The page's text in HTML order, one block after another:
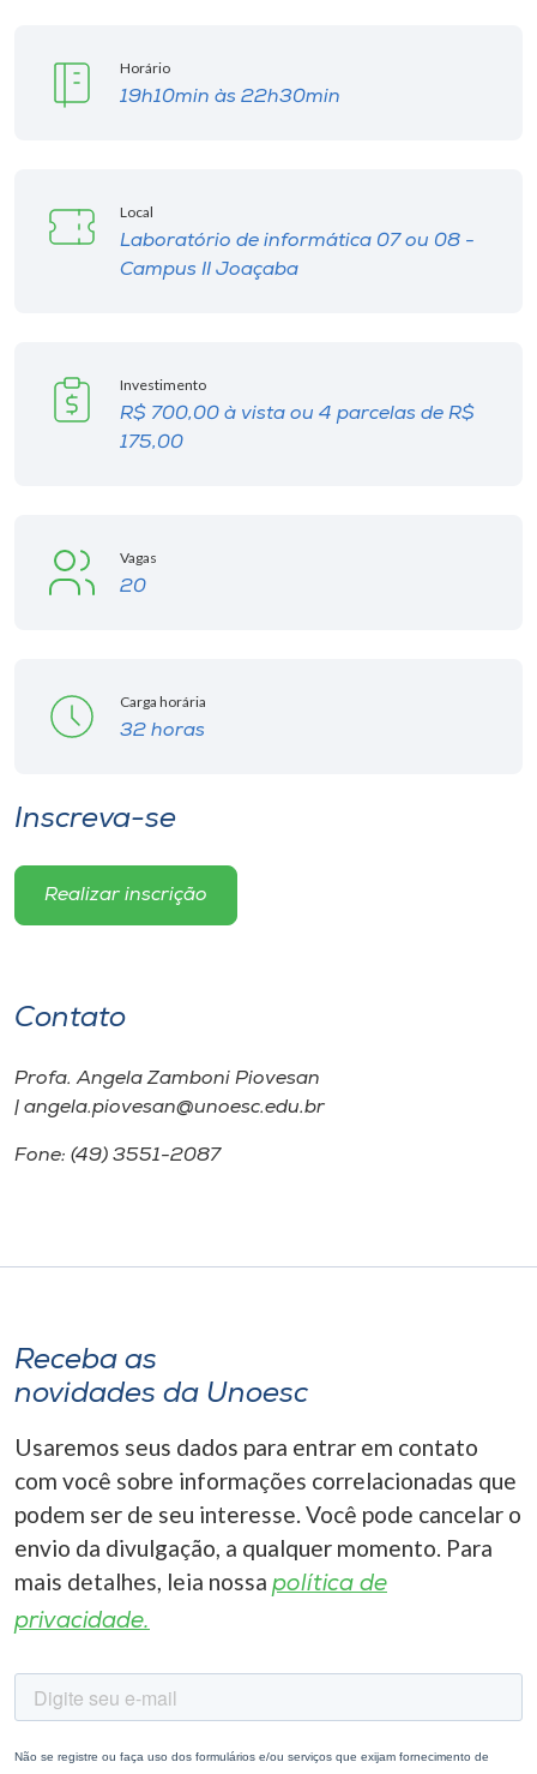
Horário
19h10min às 22h30min
Local
Laboratório de informática 07 ou 08 -
Campus II Joaçaba
Investimento
R$ 700,00 à vista ou 4 parcelas de R$
175,00
Vagas
20
Carga horária
32 horas
Inscreva-se
Realizar inscrição
Contato
Profa. Angela Zamboni Piovesan
| angela.piovesan@unoesc.edu.br
Fone: (49) 3551-2087
Receba as
novidades da Unoesc
Usaremos seus dados para entrar em contato
com você sobre informações correlacionadas que
podem ser de seu interesse. Você pode cancelar o
envio da divulgação, a qualquer momento. Para
mais detalhes, leia nossa política de
privacidade.